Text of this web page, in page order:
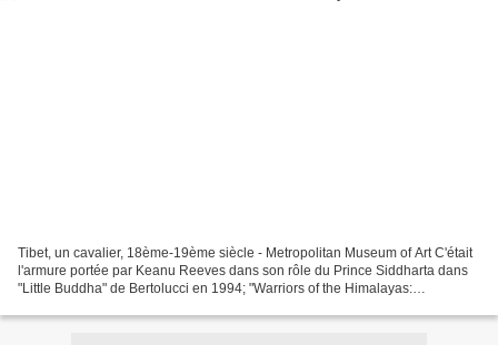
Tibet, un cavalier, 18ème-19ème siècle - Metropolitan Museum of Art C'était
l'armure portée par Keanu Reeves dans son rôle du Prince Siddharta dans
"Little Buddha" de Bertolucci en 1994; "Warriors of the Himalayas: